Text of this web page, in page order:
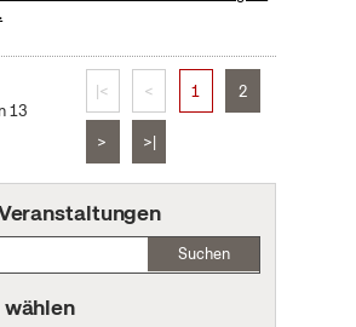
13
|< < 1 2
> >|
Suchen